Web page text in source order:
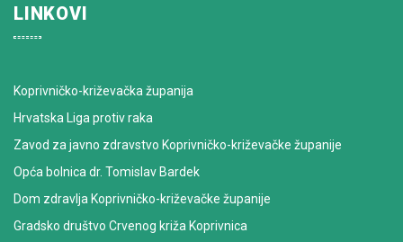
LINKOVI
Koprivničko-križevačka županija
Hrvatska Liga protiv raka
Zavod za javno zdravstvo Koprivničko-križevačke županije
Opća bolnica dr. Tomislav Bardek
Dom zdravlja Koprivničko-križevačke županije
Gradsko društvo Crvenog križa Koprivnica